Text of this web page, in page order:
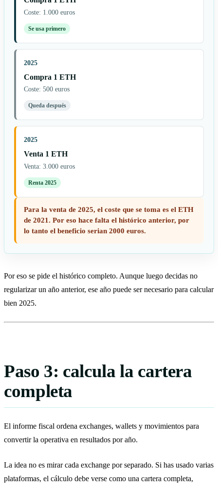
Coste: 1.000 euros
Se usa primero
2025
Compra 1 ETH
Coste: 500 euros
Queda después
2025
Venta 1 ETH
Venta: 3.000 euros
Renta 2025
Para la venta de 2025, el coste que se toma es el ETH
de 2021. Por eso hace falta el histórico anterior, por
lo tanto el beneficio serian 2000 euros.
Por eso se pide el histórico completo. Aunque luego decidas no
regularizar un año anterior, ese año puede ser necesario para calcular
bien 2025.
Paso 3: calcula la cartera
completa
El informe fiscal ordena exchanges, wallets y movimientos para
convertir la operativa en resultados por año.
La idea no es mirar cada exchange por separado. Si has usado varias
plataformas, el cálculo debe verse como una cartera completa,